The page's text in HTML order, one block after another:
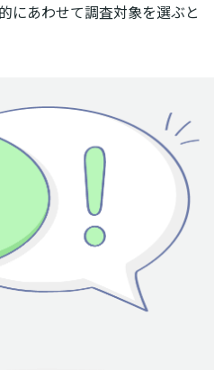
にあわせて調査対象を選ぶと